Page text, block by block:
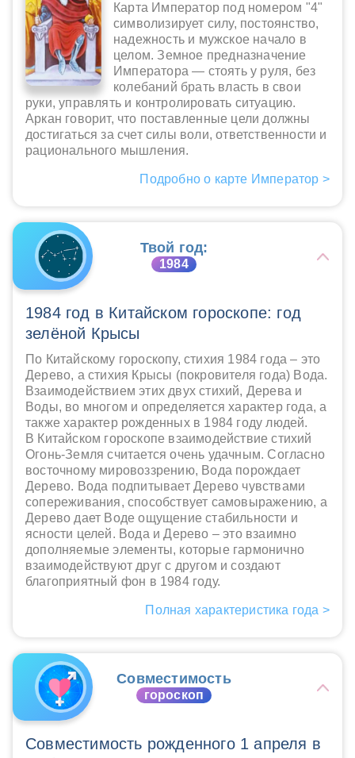
Карта Император под номером "4"
символизирует силу, постоянство,
надежность и мужское начало в
целом. Земное предназначение
Императора — стоять у руля, без
колебаний брать власть в свои
руки, управлять и контролировать ситуацию.
Аркан говорит, что поставленные цели должны
достигаться за счет силы воли, ответственности и
рационального мышления.
Подробно о карте Император >
Твой год:
1984
1984 год в Китайском гороскопе: год
зелёной Крысы
По Китайскому гороскопу, стихия 1984 года – это
Дерево, а стихия Крысы (покровителя года) Вода.
Взаимодействием этих двух стихий, Дерева и
Воды, во многом и определяется характер года, а
также характер рожденных в 1984 году людей.
В Китайском гороскопе взаимодействие стихий
Огонь-Земля считается очень удачным. Согласно
восточному мировоззрению, Вода порождает
Дерево. Вода подпитывает Дерево чувствами
сопереживания, способствует самовыражению, а
Дерево дает Воде ощущение стабильности и
ясности целей. Вода и Дерево – это взаимно
дополняемые элементы, которые гармонично
взаимодействуют друг с другом и создают
благоприятный фон в 1984 году.
Полная характеристика года >
Совместимость
гороскоп
Совместимость рожденного 1 апреля в